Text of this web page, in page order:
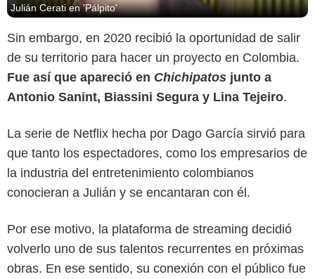
Julián Cerati en 'Pálpito'
Sin embargo, en 2020 recibió la oportunidad de salir
de su territorio para hacer un proyecto en Colombia.
Fue así que apareció en Chichipatos junto a
Antonio Sanint, Biassini Segura y Lina Tejeiro.
La serie de Netflix hecha por Dago García sirvió para
que tanto los espectadores, como los empresarios de
la industria del entretenimiento colombianos
conocieran a Julián y se encantaran con él.
Por ese motivo, la plataforma de streaming decidió
volverlo uno de sus talentos recurrentes en próximas
obras. En ese sentido, su conexión con el público fue